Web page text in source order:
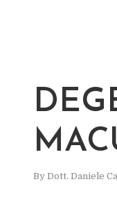
By Dott. Daniele